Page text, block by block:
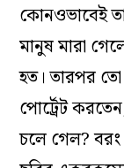
কোনওভাবেই
মানুষ মারা
হত। তারপর
পোর্ট্রেট
চলে গেল? বরং